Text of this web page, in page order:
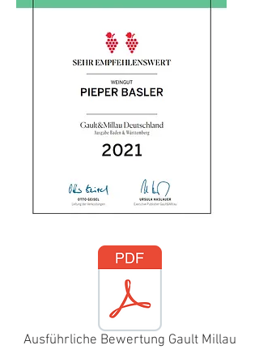
Ausführliche Bewertung Gault Millau